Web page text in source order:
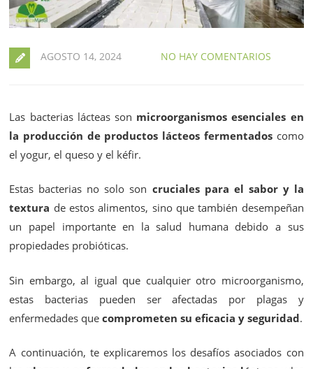
AGOSTO 14, 2024 NO HAY COMENTARIOS
Las bacterias lácteas son microorganismos esenciales en
la producción de productos lácteos fermentadoscomo
el yogur, el queso y el kéfir.
Estas bacterias no solo son cruciales para el sabor y la
textura de estos alimentos, sino que también desempeñan
un papel importante en la salud humana debido a sus
propiedades probióticas.
Sin embargo, al igual que cualquier otro microorganismo,
estas bacterias pueden ser afectadas por plagas y
enfermedades quecomprometen su eficacia y seguridad.
A continuación, te explicaremos los desafíos asociados con